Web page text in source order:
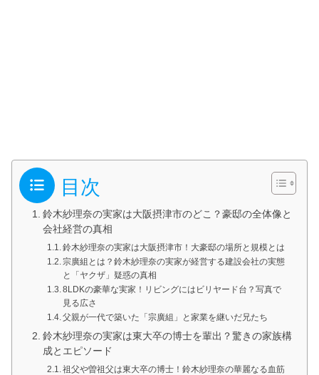
目次
鈴木紗理奈の実家は大阪摂津市のどこ？豪邸の全体像と
会社経営の真相
鈴木紗理奈の実家は大阪摂津市！大豪邸の場所と規模とは
宗廣組とは？鈴木紗理奈の実家が経営する建設会社の実態
と「ヤクザ」疑惑の真相
8LDKの豪華な実家！リビングにはビリヤード台？写真で
見る広さ
父親が一代で築いた「宗廣組」と家業を継いだ兄たち
鈴木紗理奈の実家は東大卒の博士を輩出？驚きの家族構
成とエピソード
祖父や曽祖父は東大卒の博士！鈴木紗理奈の華麗なる血筋